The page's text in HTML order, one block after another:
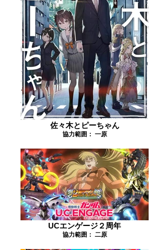
佐々木とピーちゃん
協力範囲： 一原
UCエンゲージ２周年
協力範囲： 二原